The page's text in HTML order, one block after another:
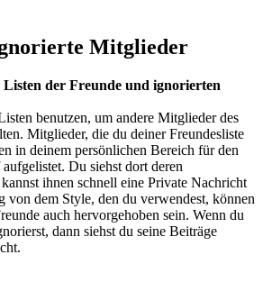
Mitglieder
Listen der Freunde und ignorierten
benutzen, um andere Mitglieder des
Mitglieder, die du deiner Freundesliste
in deinem persönlichen Bereich für den
Du siehst dort deren
ihnen schnell eine Private Nachricht
von dem Style, den du verwendest, können
auch hervorgehoben sein. Wenn du
dann siehst du seine Beiträge